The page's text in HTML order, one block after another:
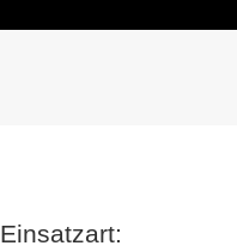
Einsatzart: